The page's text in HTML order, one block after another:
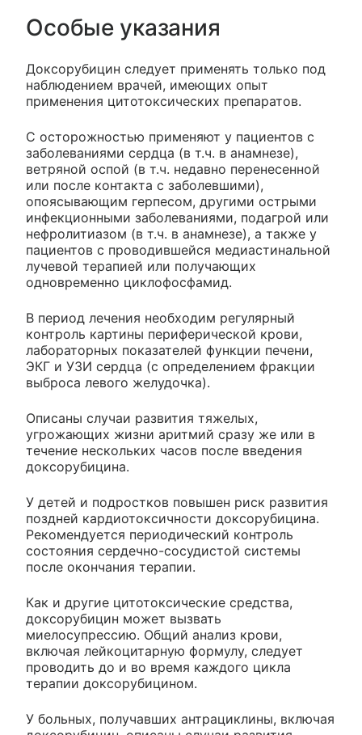
Особые указания
Доксорубицин следует применять только под
наблюдением врачей, имеющих опыт
применения цитотоксических препаратов.
С осторожностью применяют у пациентов с
заболеваниями сердца (в т.ч. в анамнезе),
ветряной оспой (в т.ч. недавно перенесенной
или после контакта с заболевшими),
опоясывающим герпесом, другими острыми
инфекционными заболеваниями, подагрой или
нефролитиазом (в т.ч. в анамнезе), а также у
пациентов с проводившейся медиастинальной
лучевой терапией или получающих
одновременно циклофосфамид.
В период лечения необходим регулярный
контроль картины периферической крови,
лабораторных показателей функции печени,
ЭКГ и УЗИ сердца (с определением фракции
выброса левого желудочка).
Описаны случаи развития тяжелых,
угрожающих жизни аритмий сразу же или в
течение нескольких часов после введения
доксорубицина.
У детей и подростков повышен риск развития
поздней кардиотоксичности доксорубицина.
Рекомендуется периодический контроль
состояния сердечно-сосудистой системы
после окончания терапии.
Как и другие цитотоксические средства,
доксорубицин может вызвать
миелосупрессию. Общий анализ крови,
включая лейкоцитарную формулу, следует
проводить до и во время каждого цикла
терапии доксорубицином.
У больных, получавших антрациклины, включая